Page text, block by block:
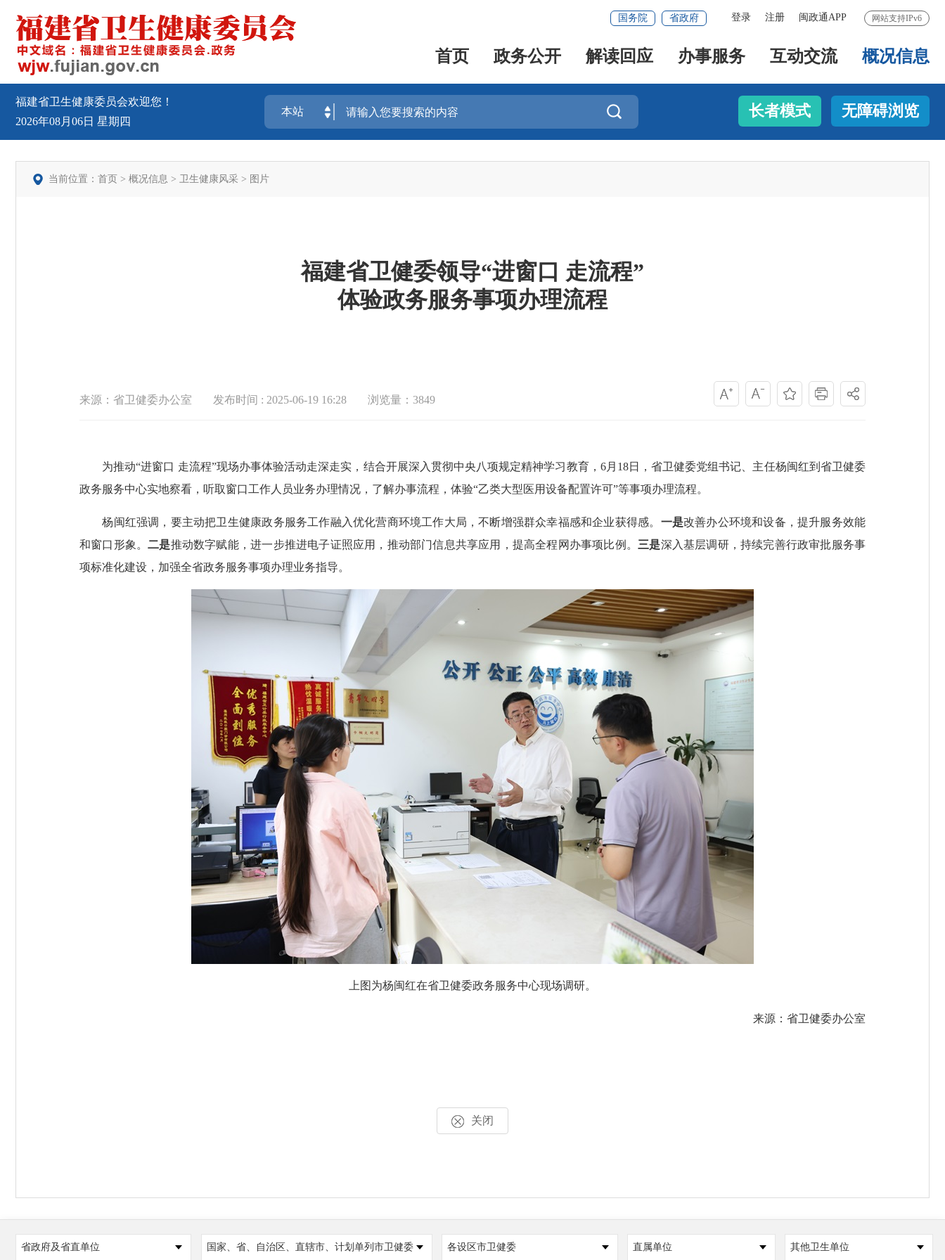
网站支持IPv6
登录 注册 闽政通APP
国务院 省政府
首页 政务公开 解读回应 办事服务 互动交流 概况信息
福建省卫生健康委员会欢迎您！
2026年08月06日 星期四
 长者模式 无障碍浏览
当前位置： 首页 > 概况信息 > 卫生健康风采 > 图片
福建省卫健委领导“进窗口 走流程”
体验政务服务事项办理流程
来源：省卫健委办公室 发布时间 : 2025-06-19 16:28 浏览量：3849
为推动“进窗口 走流程”现场办事体验活动走深走实，结合开展深入贯彻中央八项规定精神学习教育，6月18日，省卫健委党组书记、主任杨闽红到省卫健委
政务服务中心实地察看，听取窗口工作人员业务办理情况，了解办事流程，体验“乙类大型医用设备配置许可”等事项办理流程。
杨闽红强调，要主动把卫生健康政务服务工作融入优化营商环境工作大局，不断增强群众幸福感和企业获得感。 一是改善办公环境和设备，提升服务效能
和窗口形象。二是推动数字赋能，进一步推进电子证照应用，推动部门信息共享应用，提高全程网办事项比例。 三是深入基层调研，持续完善行政审批服务事
项标准化建设，加强全省政务服务事项办理业务指导。
上图为杨闽红在省卫健委政务服务中心现场调研。
来源：省卫健委办公室
关闭
省政府及省直单位 国家、省、自治区、直辖市、计划单列市卫健委 各设区市卫健委 直属单位 其他卫生单位